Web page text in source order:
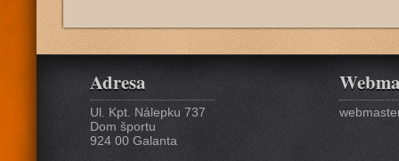
Adresa
Ul. Kpt. Nálepku 737
Dom športu
924 00 Galanta